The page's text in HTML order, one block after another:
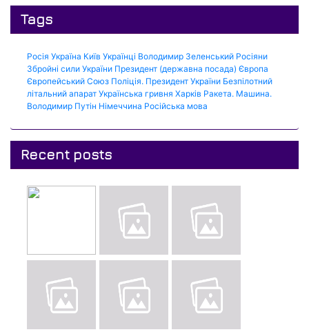
Tags
Росія Україна Київ Українці Володимир Зеленський Росіяни
Збройні сили України Президент (державна посада) Європа
Європейський Союз Поліція. Президент України Безпілотний
літальний апарат Українська гривня Харків Ракета. Машина.
Володимир Путін Німеччина Російська мова
Recent posts